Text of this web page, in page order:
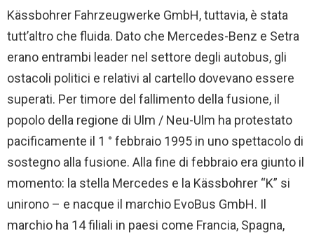
Kässbohrer Fahrzeugwerke GmbH, tuttavia, è stata
tutt’altro che fluida. Dato che Mercedes-Benz e Setra
erano entrambi leader nel settore degli autobus, gli
ostacoli politici e relativi al cartello dovevano essere
superati. Per timore del fallimento della fusione, il
popolo della regione di Ulm / Neu-Ulm ha protestato
pacificamente il 1 ° febbraio 1995 in uno spettacolo di
sostegno alla fusione. Alla fine di febbraio era giunto il
momento: la stella Mercedes e la Kässbohrer “K” si
unirono – e nacque il marchio EvoBus GmbH. Il
marchio ha 14 filiali in paesi come Francia, Spagna,